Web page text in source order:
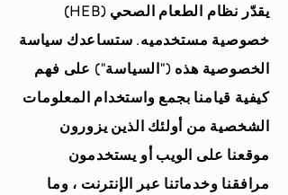
يقدّر نظام الطعام الصحي (HEB)
خصوصية مستخدميه. ستساعدك سياسة
الخصوصية هذه ("السياسة") على فهم
كيفية قيامنا بجمع واستخدام المعلومات
الشخصية من أولئك الذين يزورون
موقعنا على الويب أو يستخدمون
مرافقنا وخدماتنا عبر الإنترنت ، وما